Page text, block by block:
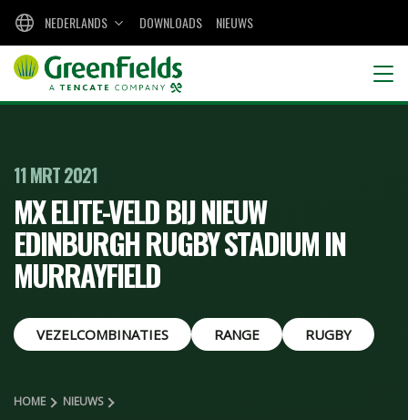
DOWNLOADS NIEUWS
NEDERLANDS
11 MRT 2021
MX ELITE-VELD BIJ NIEUW
EDINBURGH RUGBY STADIUM IN
MURRAYFIELD
VEZELCOMBINATIES RANGE RUGBY
HOME
NIEUWS